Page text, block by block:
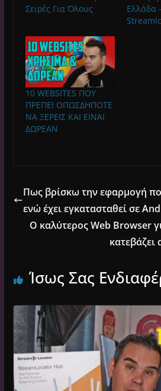
Σειρές Για Όλους
Ελλάδα
10 WEBSITES ΠΟΥ
ΠΡΕΠΕΙ ΟΠΩΣΔΗΠΟΤΕ
ΝΑ ΞΕΡΕΙΣ ΚΑΙ ΕΙΝΑΙ
ΔΩΡΕΑΝ
Πως βρίσκω την εφαρμογή
ενώ έχει εγκατασταθεί σε
Ο καλύτερος Web Browser
Ίσως Σας